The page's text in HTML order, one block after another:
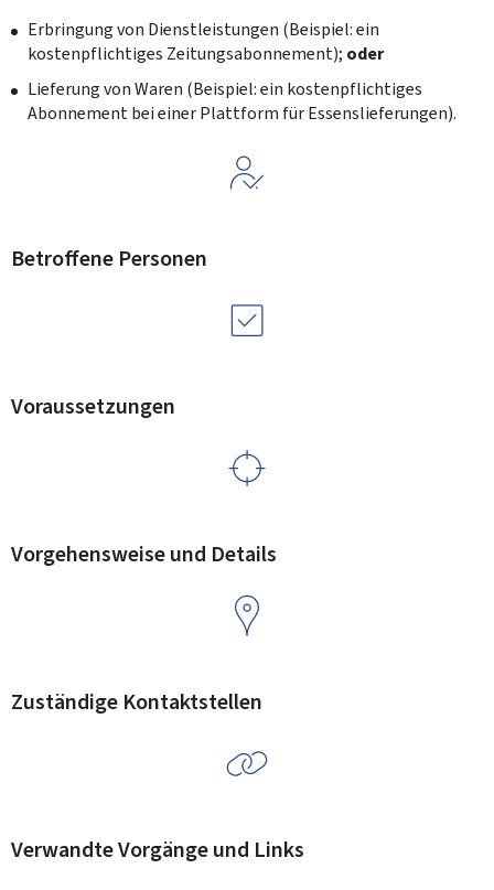
Erbringung von Dienstleistungen (Beispiel: ein
kostenpflichtiges Zeitungsabonnement); oder
Lieferung von Waren (Beispiel: ein kostenpflichtiges
Abonnement bei einer Plattform für Essenslieferungen).
Betroffene Personen
Voraussetzungen
Vorgehensweise und Details
Zuständige Kontaktstellen
Verwandte Vorgänge und Links